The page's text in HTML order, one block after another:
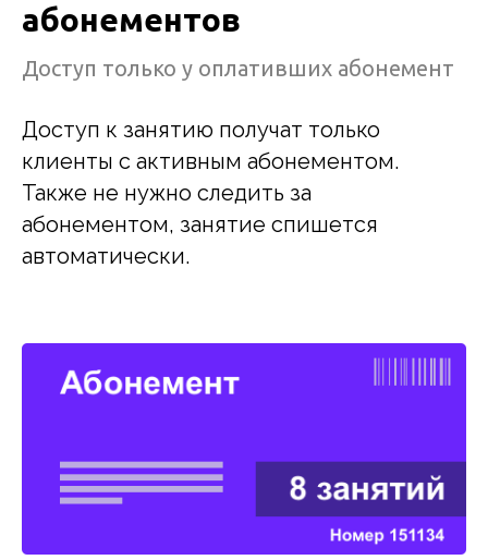
абонементов
Доступ только у оплативших абонемент
Доступ к занятию получат только
клиенты с активным абонементом.
Также не нужно следить за
абонементом, занятие спишется
автоматически.